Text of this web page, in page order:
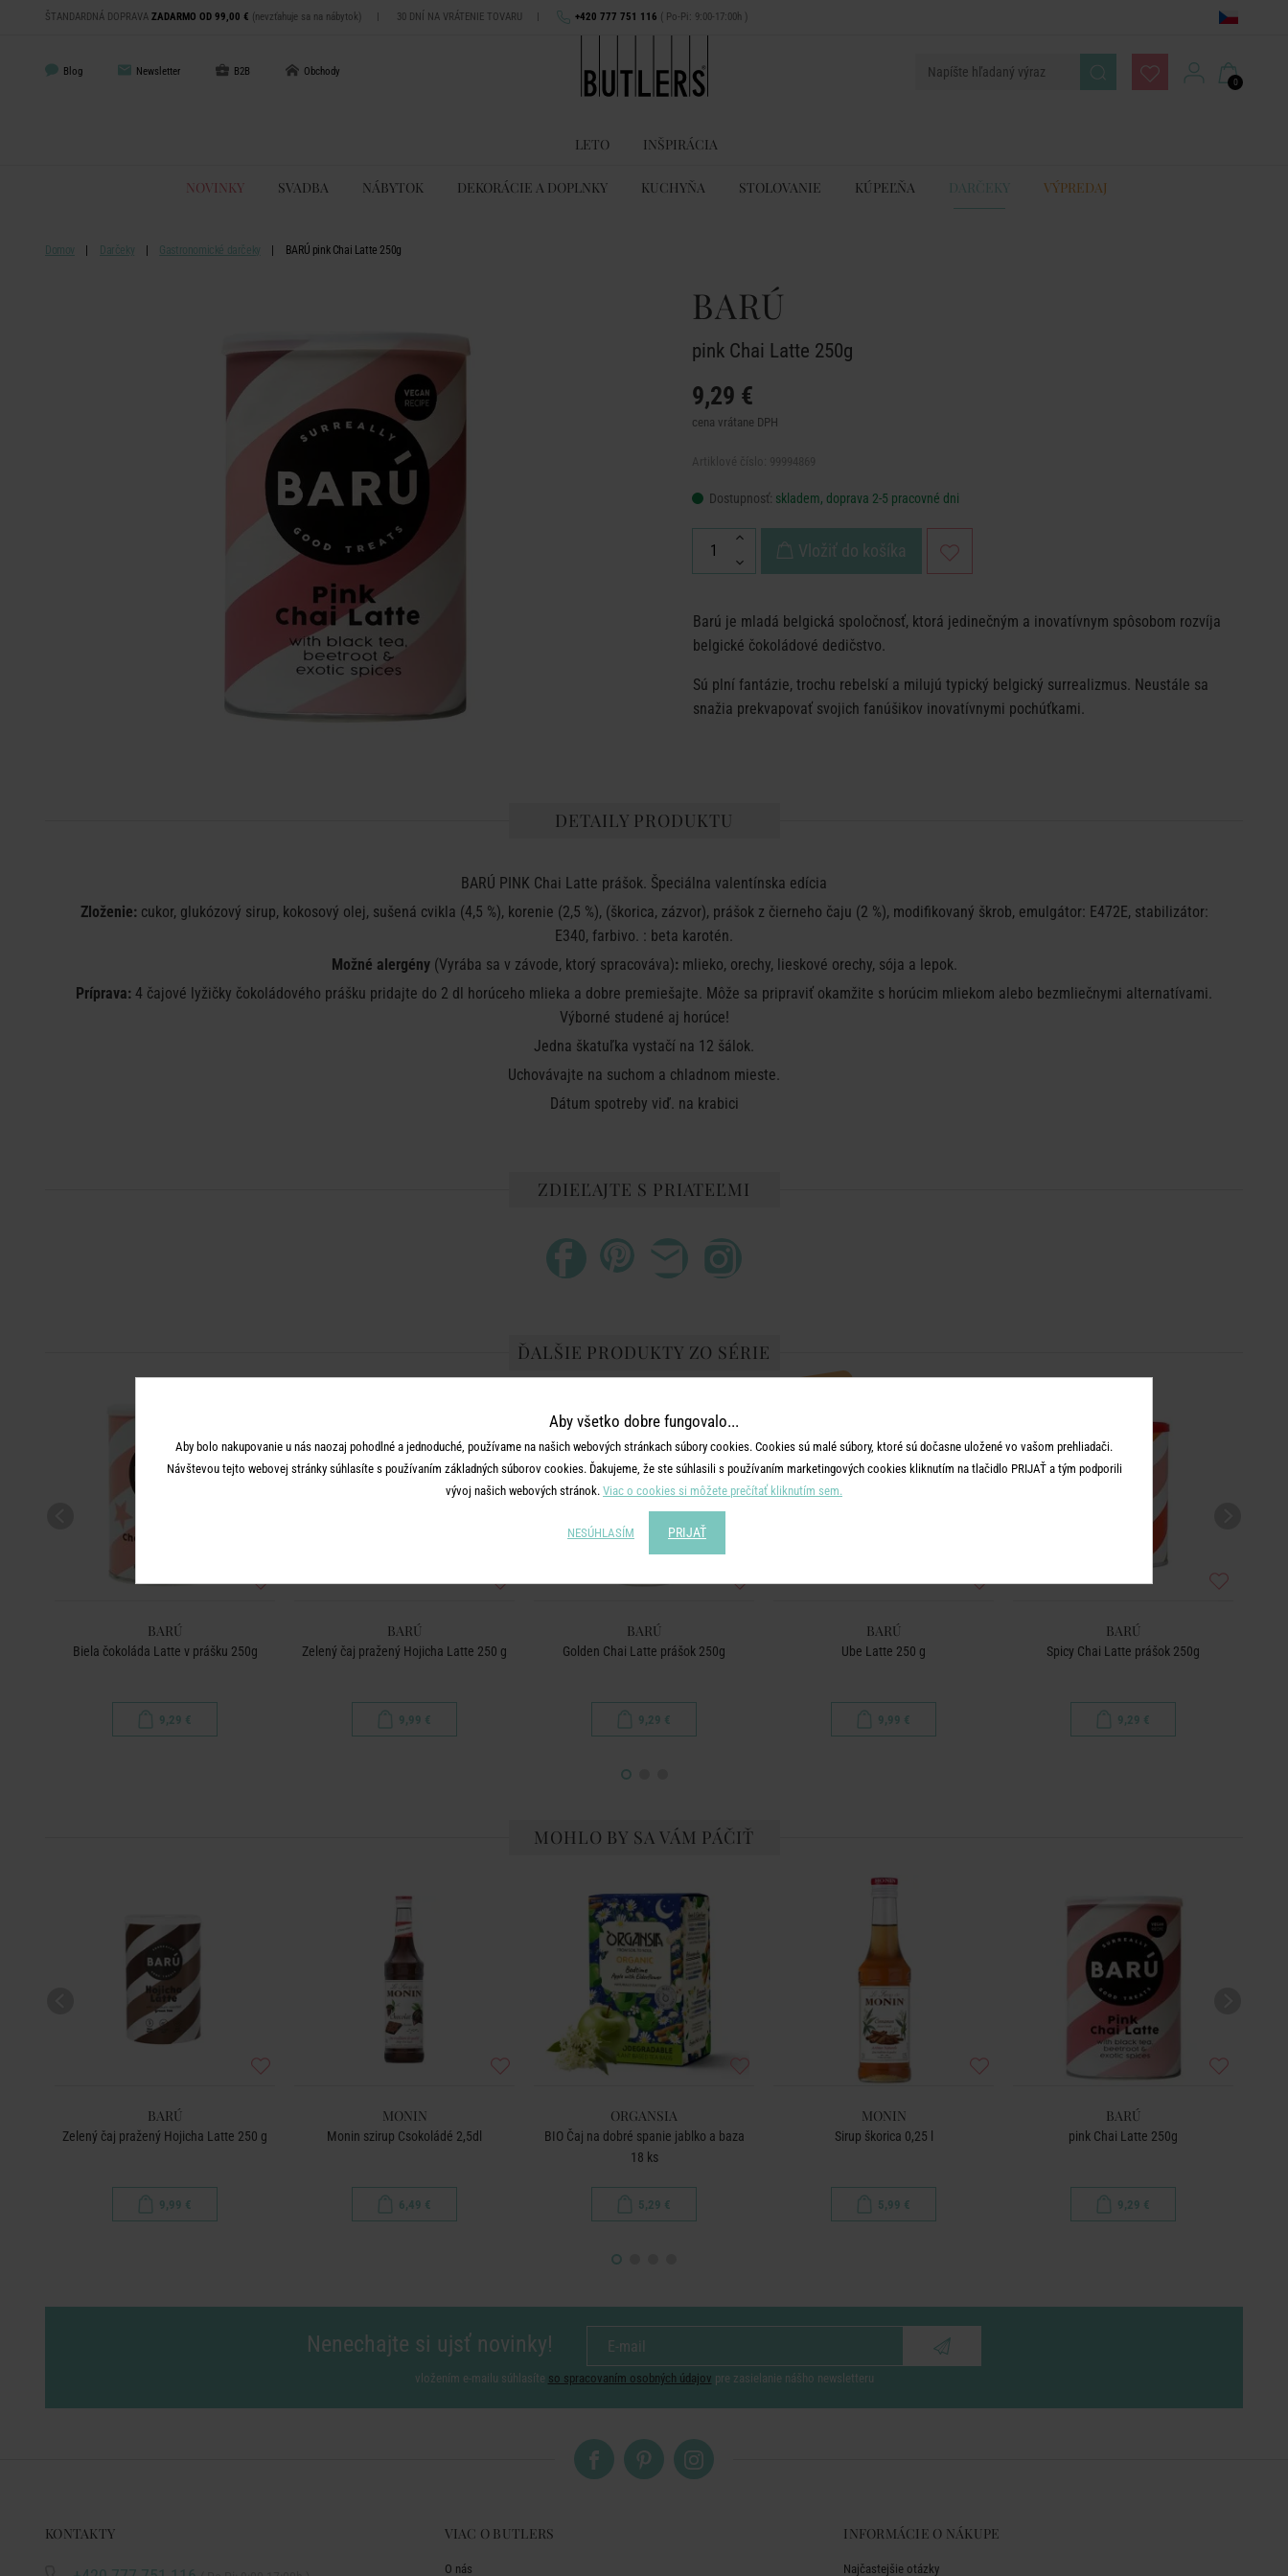
ŠTANDARDNÁ DOPRAVA ZADARMO OD 99,00 € (nevzťahuje sa na nábytok) | 30 DNÍ NA VRÁTENIE TOVARU | +420 777 751 116 ( Po-Pi: 9:00-17:00h )
Blog Newsletter B2B Obchody
0
LETO INŠPIRÁCIA
NOVINKY SVADBA NÁBYTOK DEKORÁCIE A DOPLNKY KUCHYŇA STOLOVANIE KÚPEĽŇA DARČEKY VÝPREDAJ
Domov Darčeky Gastronomické darčeky BARÚ pink Chai Latte 250g
BARÚ
pink Chai Latte 250g
9,29 €
cena vrátane DPH
Dostupnosť: skladem, doprava 2-5 pracovné dni
Vložiť do košíka
Barú je mladá belgická spoločnosť, ktorá jedinečným a inovatívnym spôsobom rozvíja
belgické čokoládové dedičstvo.
Sú plní fantázie, trochu rebelskí a milujú typický belgický surrealizmus. Neustále sa
snažia prekvapovať svojich fanúšikov inovatívnymi pochúťkami.
DETAILY PRODUKTU
BARÚ PINK Chai Latte prášok. Špeciálna valentínska edícia
Zloženie:cukor, glukózový sirup, kokosový olej, sušená cvikla (4,5 %), korenie (2,5 %), (škorica, zázvor), prášok z čierneho čaju (2 %), modifikovaný škrob, emulgátor: E472E, stabilizátor:
E340, farbivo. : beta karotén.
Možné alergény (Vyrába sa v závode, ktorý spracováva):mlieko, orechy, lieskové orechy, sója a lepok.
Príprava: 4 čajové lyžičky čokoládového prášku pridajte do 2 dl horúceho mlieka a dobre premiešajte. Môže sa pripraviť okamžite s horúcim mliekom alebo bezmliečnymi alternatívami.
Výborné studené aj horúce!
Jedna škatuľka vystačí na 12 šálok.
Uchovávajte na suchom a chladnom mieste.
Dátum spotreby viď. na krabici
ZDIEĽAJTE S PRIATEĽMI
ĎALŠIE PRODUKTY ZO SÉRIE
BARÚ
Biela čokoláda Latte v prášku 250g
9,29 €
BARÚ
Zelený čaj pražený Hojicha Latte 250 g
9,99 €
BARÚ
Golden Chai Latte prášok 250g
9,29 €
BARÚ
Ube Latte 250 g
9,99 €
BARÚ
Spicy Chai Latte prášok 250g
9,29 €
MOHLO BY SA VÁM PÁČIŤ
BARÚ
Zelený čaj pražený Hojicha Latte 250 g
9,99 €
MONIN
Monin szirup Csokoládé 2,5dl
6,49 €
ORGANSIA
BIO Čaj na dobré spanie jablko a baza
18 ks
5,29 €
MONIN
Sirup škorica 0,25 l
5,99 €
BARÚ
pink Chai Latte 250g
9,29 €
Nenechajte si ujsť novinky!
vložením e-mailu súhlasíte so spracovaním osobných údajov pre zasielanie nášho newsletteru
KONTAKTY VIAC O BUTLERS
O nás
INFORMÁCIE O NÁKUPE
Najčastejšie otázky
Aby všetko dobre fungovalo...
Aby bolo nakupovanie u nás naozaj pohodlné a jednoduché, používame na našich webových stránkach súbory cookies. Cookies sú malé súbory, ktoré sú dočasne uložené vo vašom prehliadači.
Návštevou tejto webovej stránky súhlasíte s používaním základných súborov cookies. Ďakujeme, že ste súhlasili s používaním marketingových cookies kliknutím na tlačidlo PRIJAŤ a tým podporili
vývoj našich webových stránok. Viac o cookies si môžete prečítať kliknutím sem.
NESÚHLASÍM PRIJAŤ